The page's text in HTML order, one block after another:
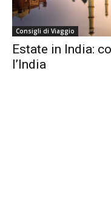
Consigli di Viaggio
Estate in India:
l’India